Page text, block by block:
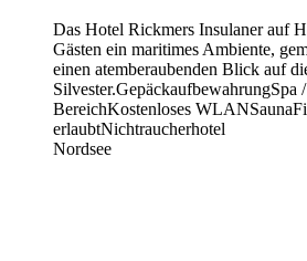
Das Hotel Rickmers Insulaner auf
Gästen ein maritimes Ambiente,
einen atemberaubenden Blick auf
Silvester.GepäckaufbewahrungSpa
BereichKostenloses WLANSauna
erlaubtNichtraucherhotel
Nordsee